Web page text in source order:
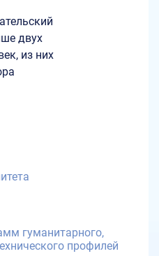
двух
из них
гуманитарного,
профилей